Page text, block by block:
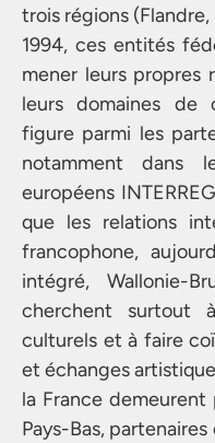
trois régions (Flandre,
1994, ces entités
mener leurs propres
leurs domaines de
figure parmi les
notamment dans
européens
que les relations
francophone,
intégré, Wallonie-
cherchent surtout
culturels et à faire
et échanges
la France demeurent
Pays-Bas,